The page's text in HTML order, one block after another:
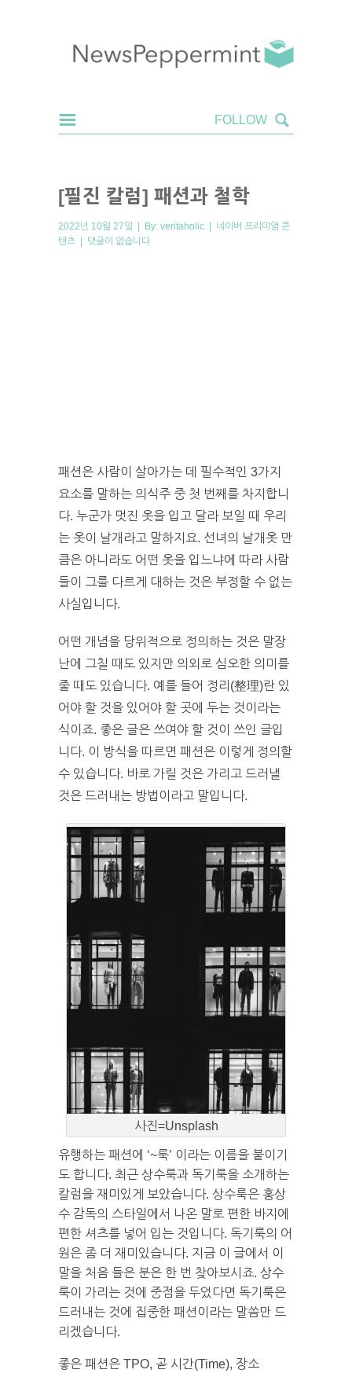
[필진 칼럼] 패션과 철학
2022년 10월 27일 | By: veritaholic | 네이버 프리미엄 콘
텐츠 | 댓글이 없습니다
패션은 사람이 살아가는 데 필수적인 3가지
요소를 말하는 의식주 중 첫 번째를 차지합니
다. 누군가 멋진 옷을 입고 달라 보일 때 우리
는 옷이 날개라고 말하지요. 선녀의 날개옷 만
큼은 아니라도 어떤 옷을 입느냐에 따라 사람
들이 그를 다르게 대하는 것은 부정할 수 없는
사실입니다.
어떤 개념을 당위적으로 정의하는 것은 말장
난에 그칠 때도 있지만 의외로 심오한 의미를
줄 때도 있습니다. 예를 들어 정리(整理)란 있
어야 할 것을 있어야 할 곳에 두는 것이라는
식이죠. 좋은 글은 쓰여야 할 것이 쓰인 글입
니다. 이 방식을 따르면 패션은 이렇게 정의할
수 있습니다. 바로 가릴 것은 가리고 드러낼
것은 드러내는 방법이라고 말입니다.
사진=Unsplash
유행하는 패션에 ‘~룩’ 이라는 이름을 붙이기
도 합니다. 최근 상수룩과 독기룩을 소개하는
칼럼을 재미있게 보았습니다. 상수룩은 홍상
수 감독의 스타일에서 나온 말로 편한 바지에
편한 셔츠를 넣어 입는 것입니다. 독기룩의 어
원은 좀 더 재미있습니다. 지금 이 글에서 이
말을 처음 들은 분은 한 번 찾아보시죠. 상수
룩이 가리는 것에 중점을 두었다면 독기룩은
드러내는 것에 집중한 패션이라는 말씀만 드
리겠습니다.
좋은 패션은 TPO, 곧 시간(Time), 장소